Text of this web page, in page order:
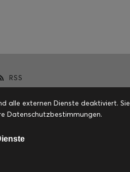
RSS
alle externen Dienste deaktiviert. Sie
Datenschutzbestimmungen.